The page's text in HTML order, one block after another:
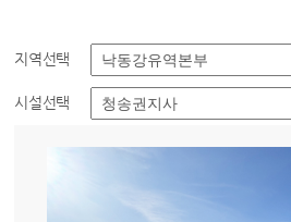
지역선택
시설선택